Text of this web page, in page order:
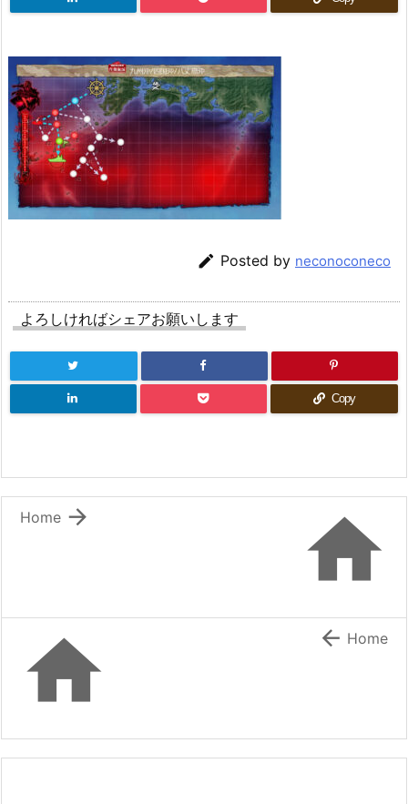
 Posted by neconoconeco
よろしければシェアお願いします
Copy


Home
  Home